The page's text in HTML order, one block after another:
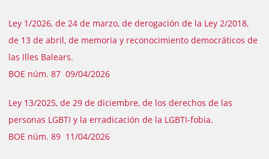
Ley 1/2026, de 24 de marzo, de derogación de la Ley 2/2018,
de 13 de abril, de memoria y reconocimiento democráticos de
las Illes Balears.
BOE núm. 87 09/04/2026
Ley 13/2025, de 29 de diciembre, de los derechos de las
personas LGBTI y la erradicación de la LGBTI-fobia.
BOE núm. 89 11/04/2026